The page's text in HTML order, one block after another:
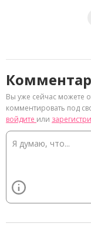
Вы уже сейчас можете
комментировать под
войдите или